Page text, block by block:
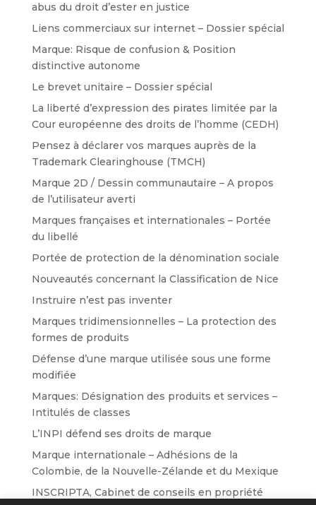
abus du droit d’ester en justice
Liens commerciaux sur internet – Dossier spécial
Marque: Risque de confusion & Position
distinctive autonome
Le brevet unitaire – Dossier spécial
La liberté d’expression des pirates limitée par la
Cour européenne des droits de l’homme (CEDH)
Pensez à déclarer vos marques auprès de la
Trademark Clearinghouse (TMCH)
Marque 2D / Dessin communautaire – A propos
de l’utilisateur averti
Marques françaises et internationales – Portée
du libellé
Portée de protection de la dénomination sociale
Nouveautés concernant la Classification de Nice
Instruire n’est pas inventer
Marques tridimensionnelles – La protection des
formes de produits
Défense d’une marque utilisée sous une forme
modifiée
Marques: Désignation des produits et services –
Intitulés de classes
L’INPI défend ses droits de marque
Marque internationale – Adhésions de la
Colombie, de la Nouvelle-Zélande et du Mexique
INSCRIPTA, Cabinet de conseils en propriété